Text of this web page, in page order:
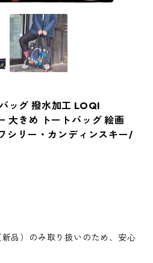
ッグ 撥水加工 LOQI
大きめ トートバッグ 絵画
リー・カンディンスキー/
品）のみ取り扱いのため、安心